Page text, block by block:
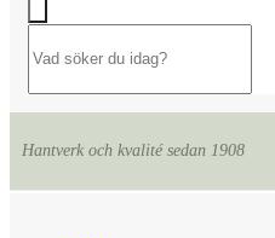
Hantverk och kvalité sedan 1908